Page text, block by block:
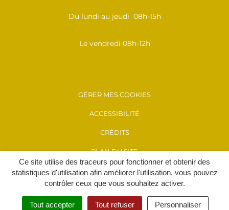
Ce site utilise des traceurs pour fonctionner et obtenir des
statistiques d'utilisation afin améliorer l'utilisation, vous pouvez
contrôler ceux que vous souhaitez activer.
Tout accepter Tout refuser Personnaliser
Du lundi au jeudi 08h-15h
Le vendredi 08h-12h
GÉRER MES COOKIES
ACCESSIBILITÉ
CRÉDITS
PLAN DU SITE
MENTIONS LÉGALES
POLITIQUE DE CONFIDENTIALITÉ